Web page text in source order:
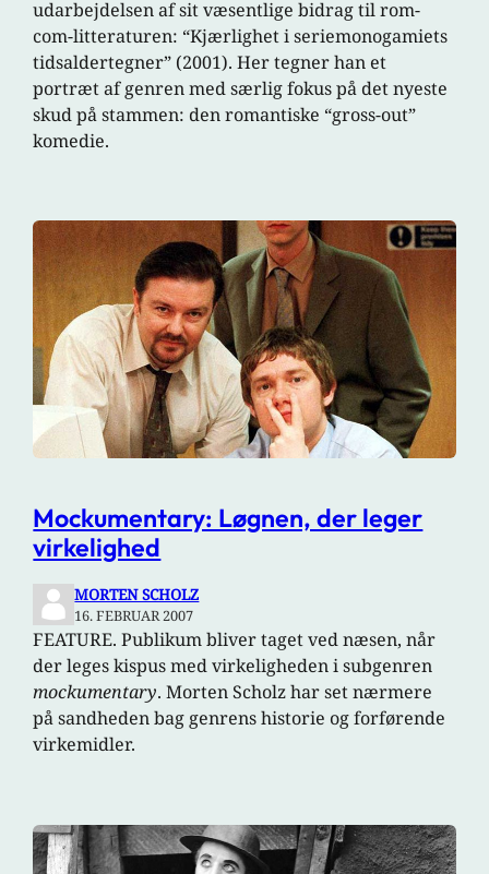
udarbejdelsen af sit væsentlige bidrag til rom-
com-litteraturen: “Kjærlighet i seriemonogamiets
tidsaldertegner” (2001). Her tegner han et
portræt af genren med særlig fokus på det nyeste
skud på stammen: den romantiske “gross-out”
komedie.
Mockumentary: Løgnen, der leger
virkelighed
MORTEN SCHOLZ
16. FEBRUAR 2007
FEATURE. Publikum bliver taget ved næsen, når
der leges kispus med virkeligheden i subgenren
mockumentary. Morten Scholz har set nærmere
på sandheden bag genrens historie og forførende
virkemidler.